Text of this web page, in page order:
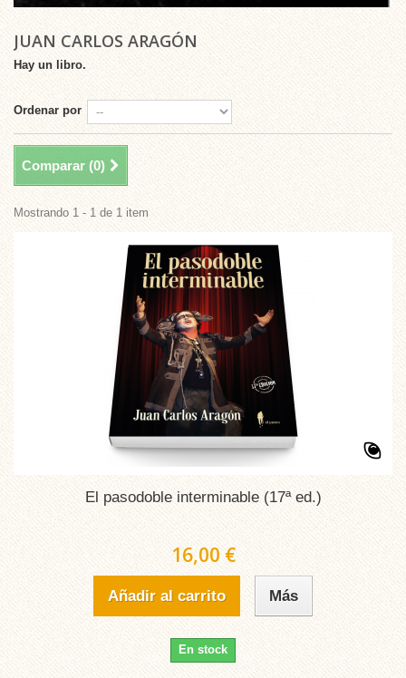
JUAN CARLOS ARAGÓN
Hay un libro.
Ordenar por
Comparar (0)
Mostrando 1 - 1 de 1 item
El pasodoble interminable (17ª ed.)
16,00 €
Añadir al carrito Más
En stock